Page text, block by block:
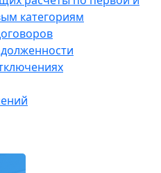
категориям